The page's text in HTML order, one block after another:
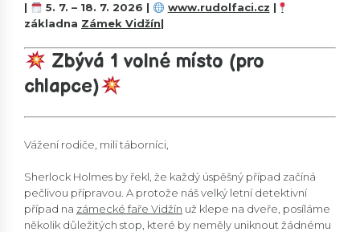
| 5. 7. – 18. 7. 2026 | www.rudolfaci.cz |
základna Zámek Vidžín|
Zbývá 1 volné místo (pro
chlapce)
Vážení rodiče, milí táborníci,
Sherlock Holmes by řekl, že každý úspěšný případ začíná
pečlivou přípravou. A protože náš velký letní detektivní
případ na zámecké faře Vidžín už klepe na dveře, posíláme
několik důležitých stop, které by neměly uniknout žádnému